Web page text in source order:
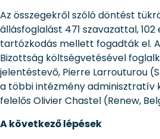
Az összegekről szóló döntést
állásfoglalást 471 szavazattal, 102
tartózkodás mellett fogadták el.
Bizottság költségvetésével
jelentéstevő, Pierre Larrouturou
a többi intézmény adminisztratív
felelős Olivier Chastel (Renew,
A következő lépések